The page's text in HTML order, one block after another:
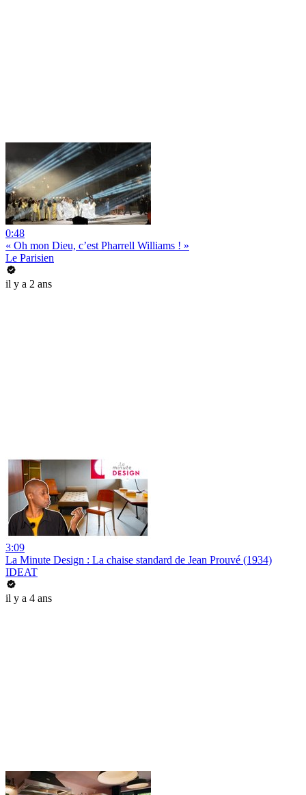
0:48
« Oh mon Dieu, c’est Pharrell Williams ! »
Le Parisien
il y a 2 ans
3:09
La Minute Design : La chaise standard de Jean Prouvé (1934)
IDEAT
il y a 4 ans